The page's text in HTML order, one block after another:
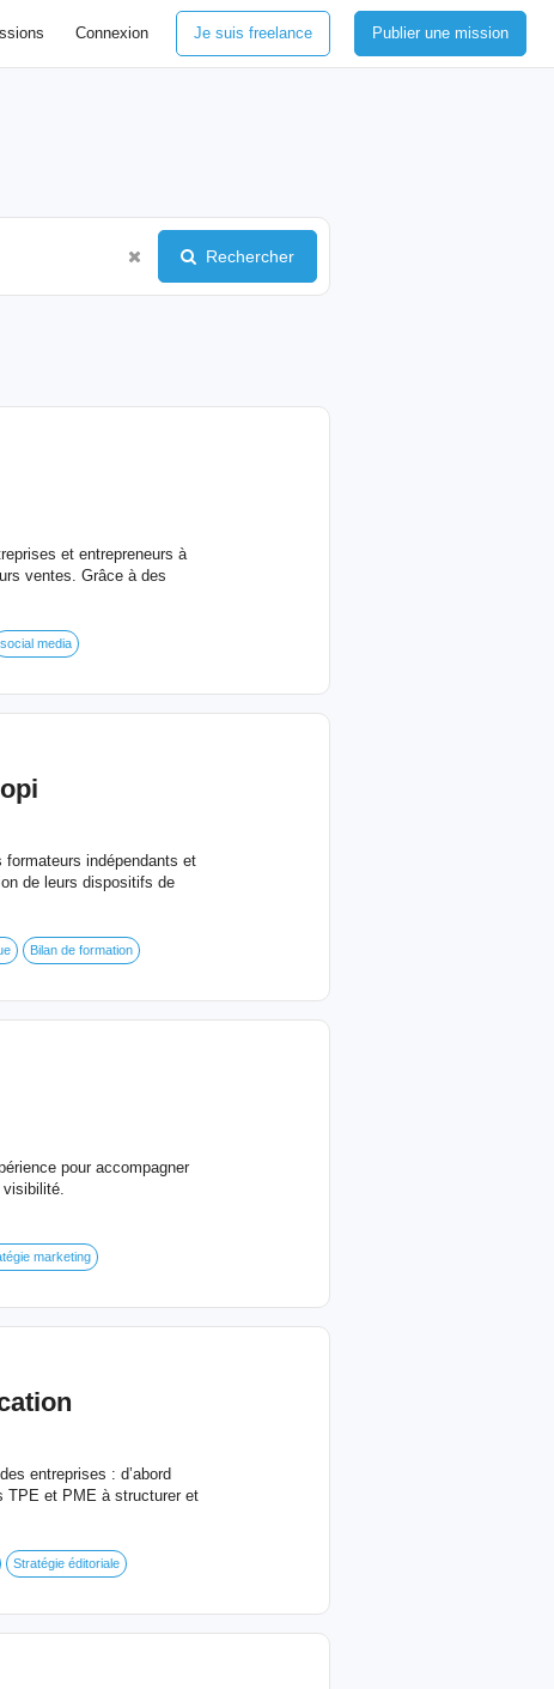
Connexion Je suis freelance Publier une mission
Rechercher
et entrepreneurs à
ventes. Grâce à des
social media
indépendants et
de leurs dispositifs de
Bilan de formation
pour accompagner
visibilité.
marketing
entreprises : d’abord
TPE et PME à structurer et
Stratégie éditoriale